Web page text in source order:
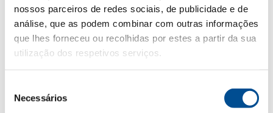
nossos parceiros de redes sociais, de publicidade e de
análise, que as podem combinar com outras informações
que lhes forneceu ou recolhidas por estes a partir da sua
utilização dos respetivos serviços.
Necessários
Casal